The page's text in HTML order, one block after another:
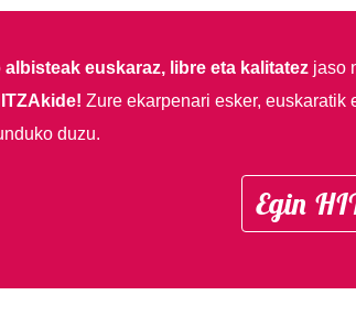
albisteak euskaraz, libre eta kalitatezjaso
Zure ekarpenari esker,
duzu.
Egin